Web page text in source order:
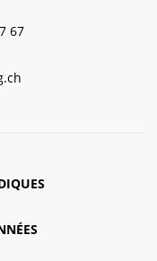
67